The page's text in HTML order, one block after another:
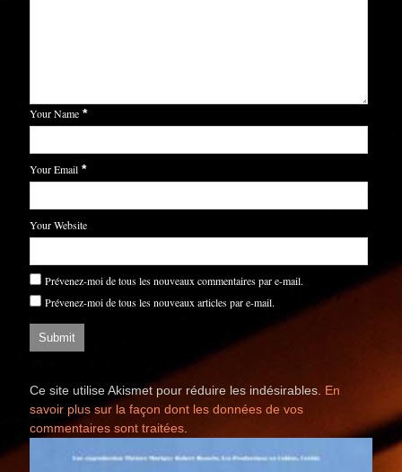
Your Name *
Your Email *
Your Website
Prévenez-moi de tous les nouveaux commentaires par e-mail.
Prévenez-moi de tous les nouveaux articles par e-mail.
Ce site utilise Akismet pour réduire les indésirables. En
savoir plus sur la façon dont les données de vos
commentaires sont traitées